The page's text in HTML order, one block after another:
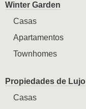
Winter Garden
Casas
Apartamentos
Townhomes
Propiedades de Lujo
Casas